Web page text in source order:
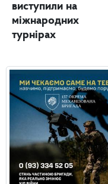
виступили на
міжнародних
турнірах